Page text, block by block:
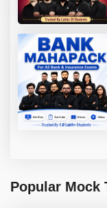
Popular Mock